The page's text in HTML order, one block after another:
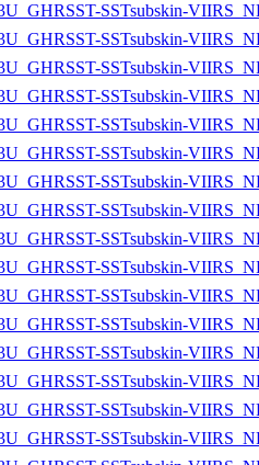
SSTsubskin-
SSTsubskin-
SSTsubskin-
SSTsubskin-
SSTsubskin-
SSTsubskin-
SSTsubskin-
SSTsubskin-
SSTsubskin-
SSTsubskin-
SSTsubskin-
SSTsubskin-
SSTsubskin-
SSTsubskin-
SSTsubskin-
SSTsubskin-